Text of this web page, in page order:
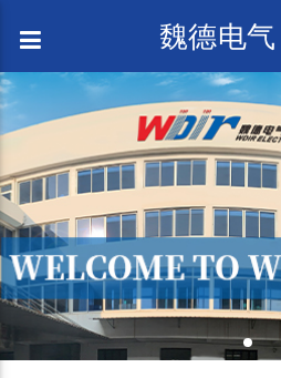
魏德电气